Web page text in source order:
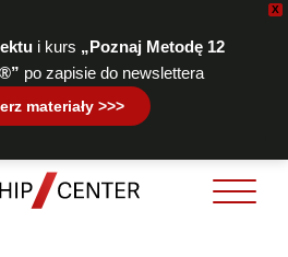
X
i kurs „Poznaj Metodę 12
po zapisie do newslettera
materiały >>>